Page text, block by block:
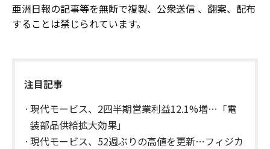
亜洲日報の記事等を無断で複製、公衆送信 、翻案、配布
することは禁じられています。
注目記事
現代モービス、2四半期営業利益12.1%増…「電
装部品供給拡大効果」
現代モービス、52週ぶりの高値を更新…フィジカ